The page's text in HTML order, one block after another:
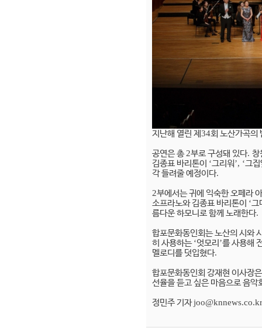
지난해 열린 제 34회 노산가곡의
공연은 총2부로 구성돼 있다. 창
김종표 바리톤이 ‘그리워’, ‘그집
각 들려줄 예정이다.
2부에서는 귀에 익숙한 오페라
소프라노와 김종표 바리톤이 ‘그
름다운 하모니로 함께 노래한다.
합포문화동인회는 노산의 시와
히 사용하는‘엇모리 ’를 사용해
멜로디를 덧입혔다.
합포문화동인회 강재현 이사장
선율을 듣고 싶은 마음으로 음
정민주 기자joo@knnews.co.kr